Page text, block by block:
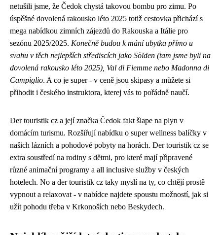
netušili jsme, že Čedok chystá takovou bombu pro zimu. Po
úspěšné dovolená rakousko léto 2025 totiž cestovka přichází s
mega nabídkou zimních zájezdů do Rakouska a Itálie pro
sezónu 2025/2025. Konečně budou k mání ubytka přímo u
svahu v těch nejlepších střediscích jako Sölden (tam jsme byli na
dovolená rakousko léto 2025), Val di Fiemme nebo Madonna di
Campiglio. A co je super - v ceně jsou skipasy a můžete si
přihodit i českého instruktora, kterej vás to pořádně naučí.
Der touristik cz a její značka Čedok fakt šlape na plyn v
domácím turismu. Rozšiřují nabídku o super wellness balíčky v
našich lázních a pohodové pobyty na horách. Der touristik cz se
extra soustředí na rodiny s dětmi, pro které mají připravené
různé animační programy a all inclusive služby v českých
hotelech. No a der touristik cz taky myslí na ty, co chtějí prostě
vypnout a relaxovat - v nabídce najdete spoustu možností, jak si
užít pohodu třeba v Krkonoších nebo Beskydech.